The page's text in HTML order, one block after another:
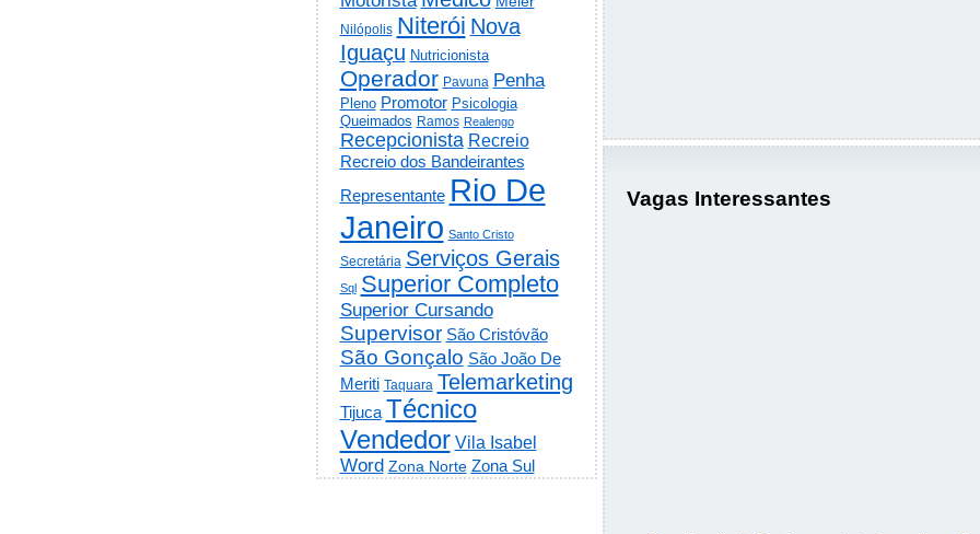
Vagas Interessantes
Nilópolis Niterói Nova
Iguaçu Nutricionista
Operador Pavuna Penha
Pleno Promotor Psicologia
Queimados Ramos Realengo
Recepcionista Recreio
Recreio dos Bandeirantes
Representante Rio De
Janeiro Santo Cristo
Secretária Serviços Gerais
Sql Superior Completo
Superior Cursando
Supervisor São Cristóvão
São Gonçalo São João De
Meriti Taquara Telemarketing
Tijuca Técnico
Vendedor Vila Isabel
Word Zona Norte Zona Sul